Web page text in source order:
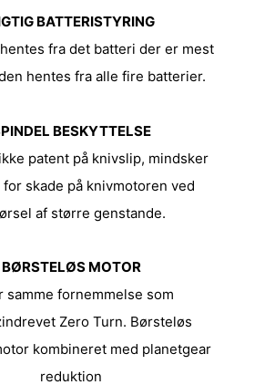
BATTERISTYRING
fra det batteri der er mest
hentes fra alle fire batterier.
BESKYTTELSE
patent på knivslip, mindsker
skade på knivmotoren ved
af større genstande.
BØRSTELØS MOTOR
samme fornemmelse som
Zero Turn. Børsteløs
kombineret med planetgear
reduktion